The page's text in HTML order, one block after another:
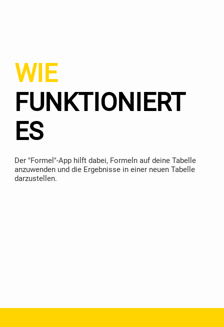
WIE
FUNKTIONIERT
ES
Der "Formel"-App hilft dabei, Formeln auf deine Tabelle
anzuwenden und die Ergebnisse in einer neuen Tabelle
darzustellen.